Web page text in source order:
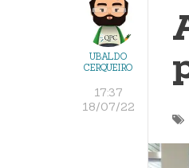
UBALDO
CERQUEIRO
17:37
18/07/22